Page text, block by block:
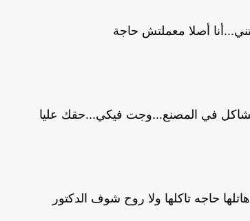
أصلا معملتش حاجة
في المصنع...وجت فيكي...حقك عليا
حاجه تاكلها ولا روح شوف الدكتور